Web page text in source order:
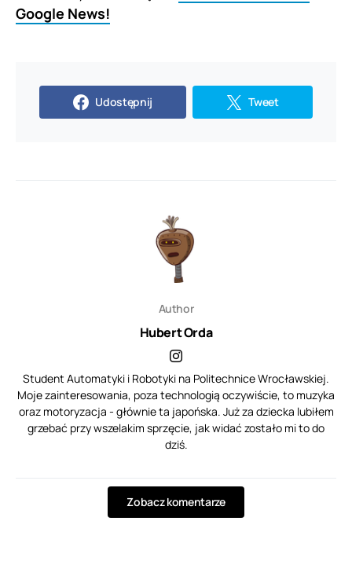
Google News!
Udostępnij Tweet
Author
Hubert Orda
Student Automatyki i Robotyki na Politechnice Wrocławskiej.
Moje zainteresowania, poza technologią oczywiście, to muzyka
oraz motoryzacja - głównie ta japońska. Już za dziecka lubiłem
grzebać przy wszelakim sprzęcie, jak widać zostało mi to do
dziś.
Zobacz komentarze